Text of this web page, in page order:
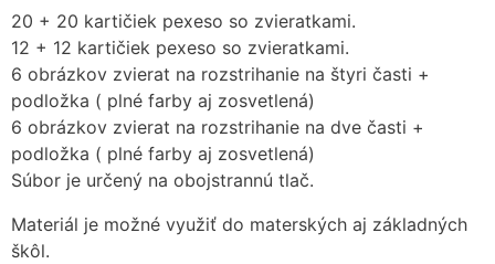
20 + 20 kartičiek pexeso so zvieratkami.
12 + 12 kartičiek pexeso so zvieratkami.
6 obrázkov zvierat na rozstrihanie na štyri časti +
podložka ( plné farby aj zosvetlená)
6 obrázkov zvierat na rozstrihanie na dve časti +
podložka ( plné farby aj zosvetlená)
Súbor je určený na obojstrannú tlač.
Materiál je možné využiť do materských aj základných
škôl.